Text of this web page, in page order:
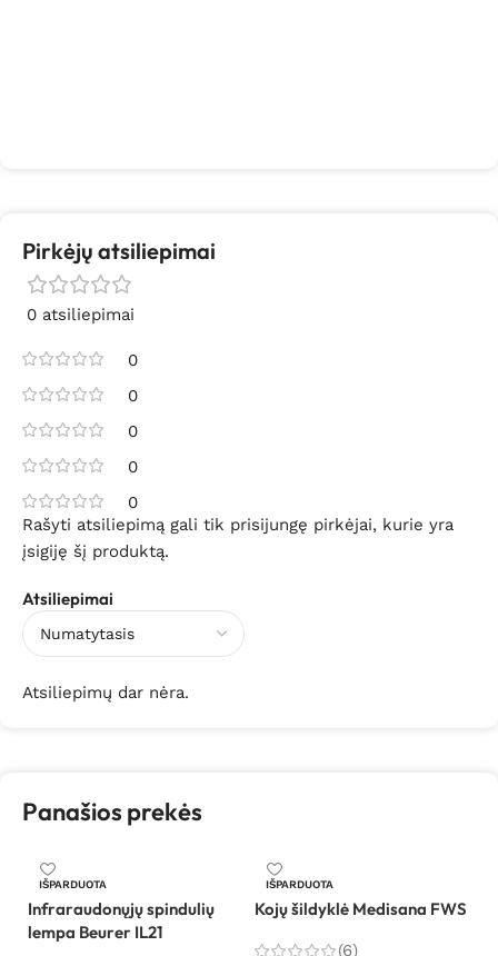
Pirkėjų atsiliepimai
0 atsiliepimai
0
0
0
0
0
Atsiliepimai
Atsiliepimų dar nėra.
Rašyti atsiliepimą gali tik prisijungę pirkėjai, kurie yra
įsigiję šį produktą.
Panašios prekės
IŠPARDUOTA
Infraraudonųjų spindulių
lempa Beurer IL21
IŠPARDUOTA
Kojų šildyklė Medisana FWS
(6)